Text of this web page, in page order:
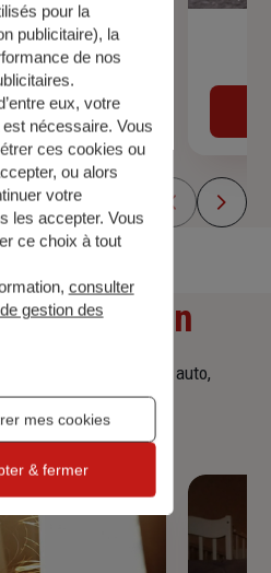
de la Vie
simulation
tarifaire d'assurance, auto,
prêt immobilier.
pour la
publicitaire), la
de nos
eux, votre
nécessaire. Vous
ces cookies ou
ou alors
votre
les accepter. Vous
ce choix à tout
consulter
gestion des
mes cookies
& fermer